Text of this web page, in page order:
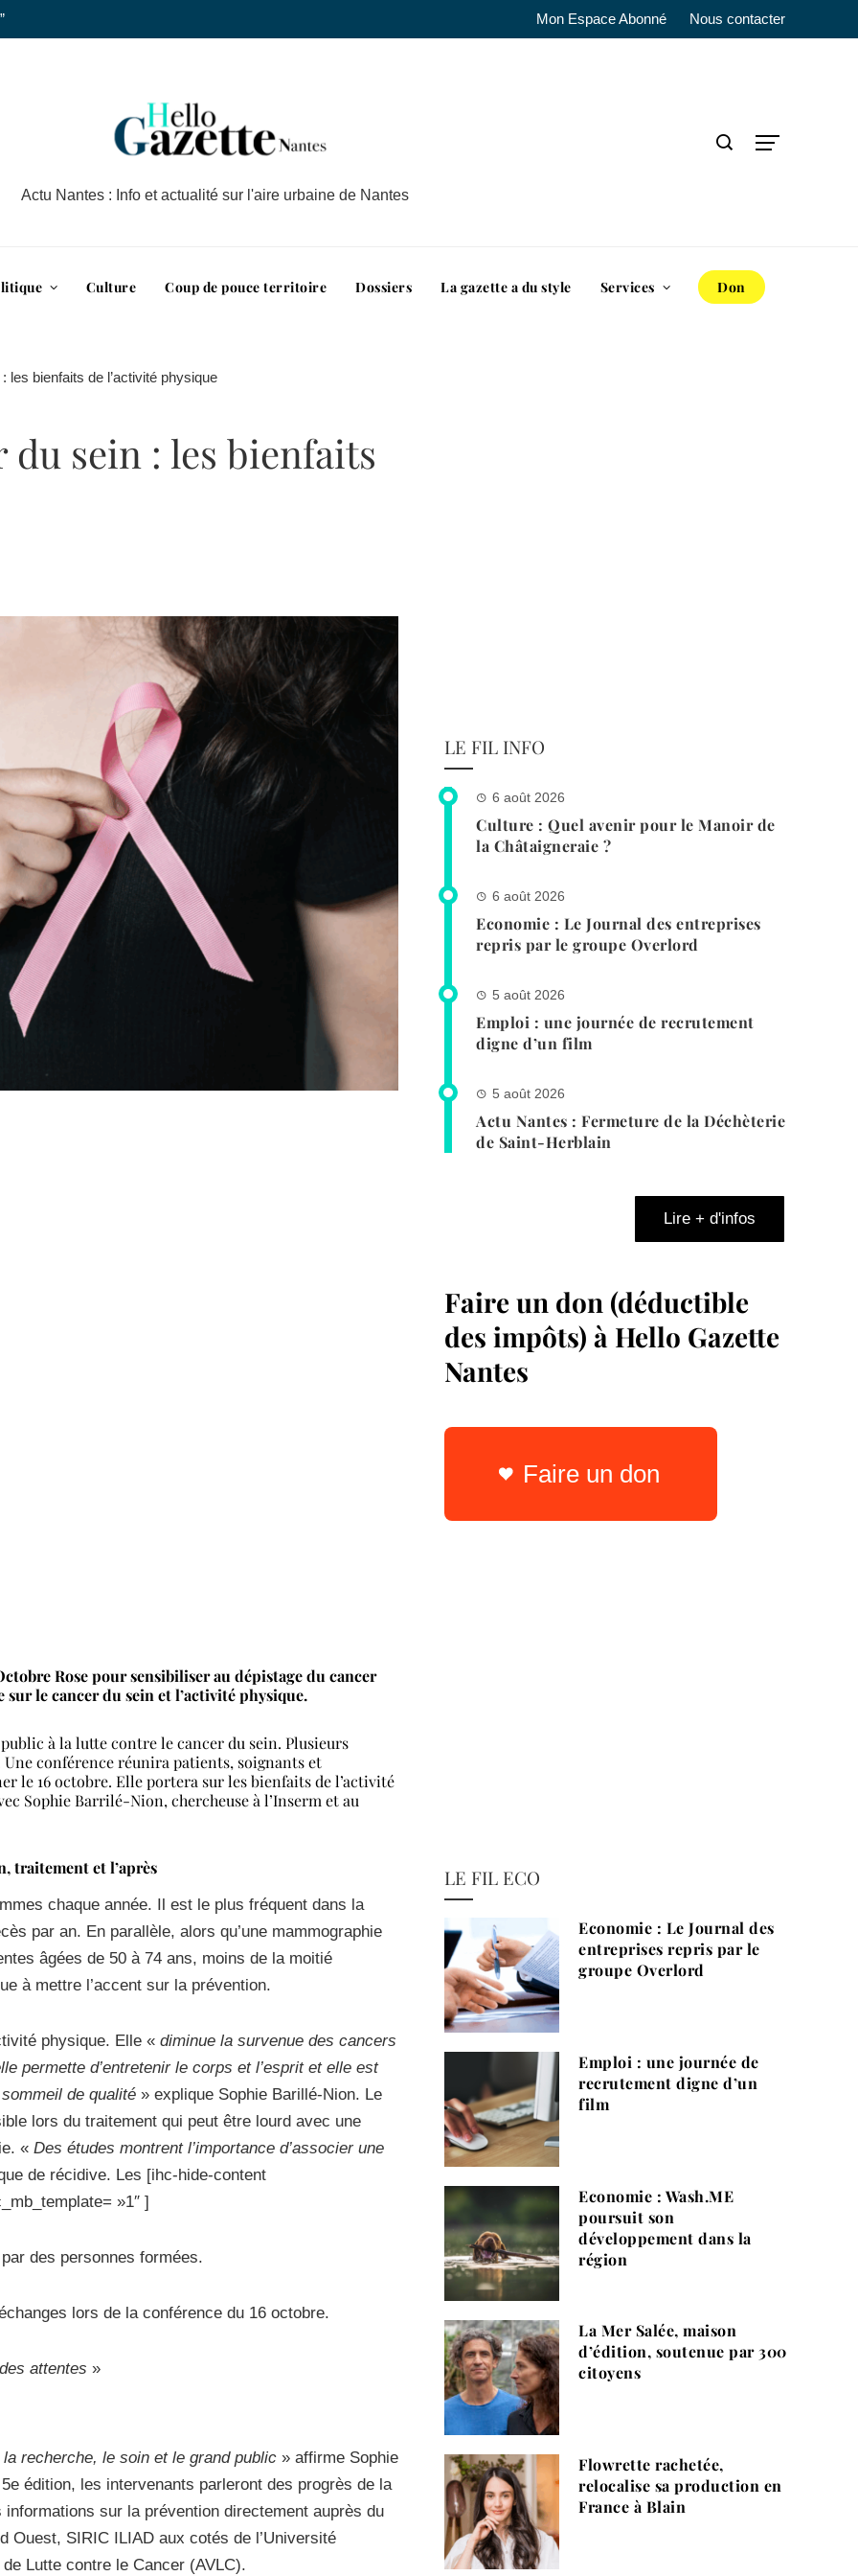
Mon Espace Abonné Nous contacter
Actu Nantes : Info et actualité sur l'aire urbaine de Nantes
Culture Coup de pouce territoire Dossiers La gazette a du style Services Don
bienfaits de l’activité physique
du sein : les bienfaits
Rose pour sensibiliser au dépistage du cancer
sur le cancer du sein et l’activité physique.
à la lutte contre le cancer du sein. Plusieurs
conférence réunira patients, soignants et
le 16 octobre. Elle portera sur les bienfaits de l’activité
Sophie Barrilé-Nion, chercheuse à l’Inserm et au
traitement et l’après
chaque année. Il est le plus fréquent dans la
par an. En parallèle, alors qu’une mammographie
âgées de 50 à 74 ans, moins de la moitié
à mettre l’accent sur la prévention.
physique. Elle « diminue la survenue des cancers
permette d’entretenir le corps et l’esprit et elle est
de qualité » explique Sophie Barillé-Nion. Le
lors du traitement qui peut être lourd avec une
« Des études montrent l’importance d’associer une
de récidive. Les [ihc-hide-content
»1″ ]
des personnes formées.
lors de la conférence du 16 octobre.
attentes »
recherche, le soin et le grand public » affirme Sophie
édition, les intervenants parleront des progrès de la
sur la prévention directement auprès du
Ouest, SIRIC ILIAD aux cotés de l’Université
Lutte contre le Cancer (AVLC).
LE FIL INFO
6 août 2026
Culture : Quel avenir pour le Manoir de
la Châtaigneraie ?
6 août 2026
Economie : Le Journal des entreprises
repris par le groupe Overlord
5 août 2026
Emploi : une journée de recrutement
digne d’un film
5 août 2026
Actu Nantes : Fermeture de la Déchèterie
de Saint-Herblain
Lire + d'infos
Faire un don (déductible
des impôts) à Hello Gazette
Nantes
Faire un don
LE FIL ECO
Economie : Le Journal des
entreprises repris par le
groupe Overlord
Emploi : une journée de
recrutement digne d’un
film
Economie : Wash.ME
poursuit son
développement dans la
région
La Mer Salée, maison
d’édition, soutenue par 300
citoyens
Flowrette rachetée,
relocalise sa production en
France à Blain